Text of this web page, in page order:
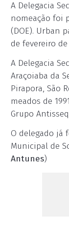
A Delegacia
nomeação foi
(DOE). Urban
de fevereiro
A Delegacia
Araçoiaba da
Pirapora, São
meados de
Grupo
O delegado já
Municipal de
Antunes)